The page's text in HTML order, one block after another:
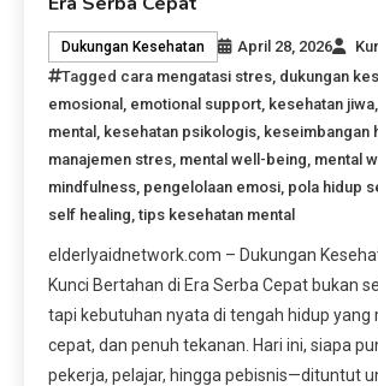
Dukungan Kesehatan April 28, 2026
Tagged cara mengatasi stres dukungan
emosional
emotional support kesehatan jiwa
mental
kesehatan psikologis keseimbangan
manajemen stres mental well-being mental
mindfulness pengelolaan emosi pola hidup
self healing ,tips kesehatan mental
elderlyaidnetwork.com – Dukungan
Kunci Bertahan di Era Serba Cepat bukan
tapi kebutuhan nyata di tengah hidup yang
cepat, dan penuh tekanan. Hari ini, siapa
pekerja, pelajar, hingga pebisnis—dituntut